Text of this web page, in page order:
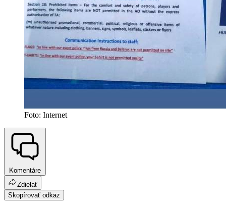
Foto: Internet
Komentáre
Zdielať
Skopírovať odkaz